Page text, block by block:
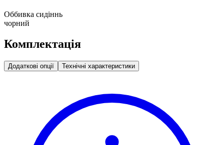
Оббивка сидіннь
чорний
Комплектація
Додаткові опції Технічні характеристики